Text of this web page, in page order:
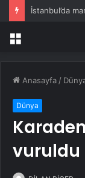
Menü
Anasayfa /
Dünya
vuruldu